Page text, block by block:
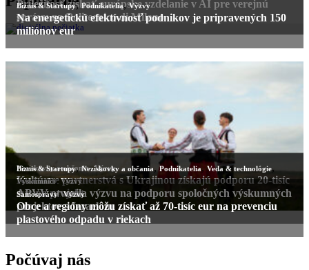
Príležitosť získať európske vzdelanie v AI pre verejnú
správu na Politecnico di Milano
Biznis & Startupy, Podnikatelia,Výzvy
Na energetickú efektívnosť podnikov je pripravených 150
miliónov eur
Neziskovky a občania,Výzvy
Kultúrne partnerstvá s Ukrajinou získajú podporu 20-tisíc
eur na projekt
Biznis & Startupy,Neziskovky a občania,Podnikatelia, Veda & technológie,
Výskumníci,Výzvy
APVV otvorila výzvu na podporu spoločných výskumných
projektov s Izraelom
Samosprávy,Výzvy
Obce a regióny môžu získať až 70-tisíc eur na prevenciu
plastového odpadu v riekach
Počúvaj nás